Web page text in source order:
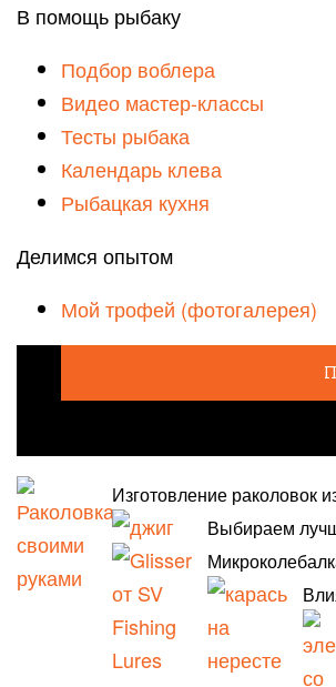
В помощь рыбаку
Подбор воблера
Видео мастер-классы
Тесты рыбака
Календарь клева
Рыбацкая кухня
Делимся опытом
Мой трофей (фотогалерея)
Изготовление раколовок
Выбираем